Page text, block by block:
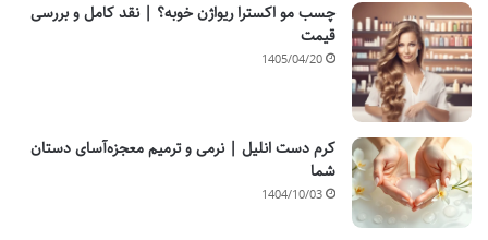
چسب مو اکسترا ریواژن خوبه؟ | نقد کامل و بررسی
قیمت
1405/04/20
کرم دست انلیل | نرمی و ترمیم معجزه‌آسای دستان
شما
1404/10/03